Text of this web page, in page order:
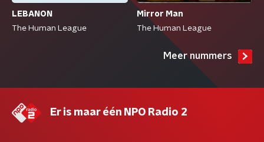
LEBANON
The Human League
Mirror Man
The Human League
Meer nummers
Er is maar één NPO Radio 2